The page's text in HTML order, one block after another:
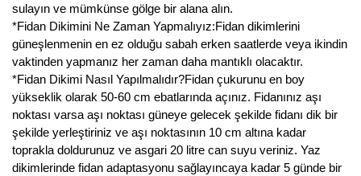
sulayın ve mümkünse gölge bir alana alın.
*Fidan Dikimini Ne Zaman Yapmalıyız:Fidan dikimlerini
güneşlenmenin en ez olduğu sabah erken saatlerde veya ikindin
vaktinden yapmanız her zaman daha mantıklı olacaktır.
*Fidan Dikimi Nasıl Yapılmalıdır?Fidan çukurunu en boy
yükseklik olarak 50-60 cm ebatlarında açınız. Fidanınız aşı
noktası varsa aşı noktası güneye gelecek şekilde fidanı dik bir
şekilde yerleştiriniz ve aşı noktasının 10 cm altına kadar
toprakla doldurunuz ve asgari 20 litre can suyu veriniz. Yaz
dikimlerinde fidan adaptasyonu sağlayıncaya kadar 5 günde bir
Muz Fidanı
Nadir Çeşit Meyveler
Nar Fidanı
Narenciye Fidanları
Nektarin Fidanı